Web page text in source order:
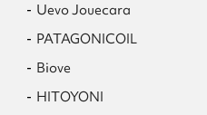
Uevo Jouecara
PATAGONICOIL
Biove
HITOYONI